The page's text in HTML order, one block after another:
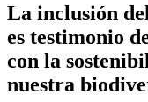
La inclusión
es testimonio
con la
nuestra